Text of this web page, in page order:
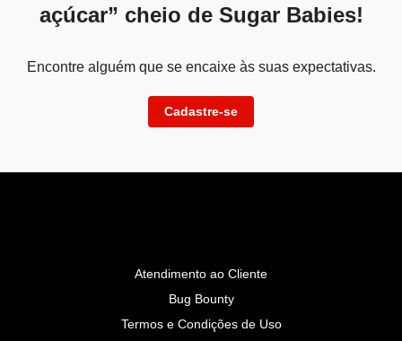
açúcar” cheio de Sugar Babies!
Encontre alguém que se encaixe às suas expectativas.
Cadastre-se
Atendimento ao Cliente
Bug Bounty
Termos e Condições de Uso